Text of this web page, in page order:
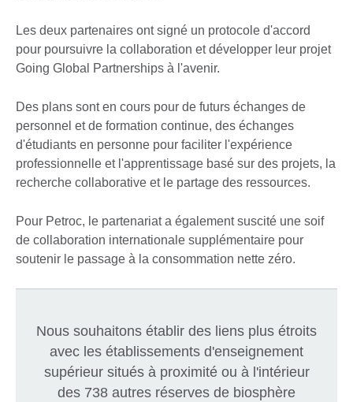
Les deux partenaires ont signé un protocole d'accord
pour poursuivre la collaboration et développer leur projet
Going Global Partnerships à l'avenir.
Des plans sont en cours pour de futurs échanges de
personnel et de formation continue, des échanges
d'étudiants en personne pour faciliter l'expérience
professionnelle et l'apprentissage basé sur des projets, la
recherche collaborative et le partage des ressources.
Pour Petroc, le partenariat a également suscité une soif
de collaboration internationale supplémentaire pour
soutenir le passage à la consommation nette zéro.
Nous souhaitons établir des liens plus étroits
avec les établissements d'enseignement
supérieur situés à proximité ou à l'intérieur
des 738 autres réserves de biosphère